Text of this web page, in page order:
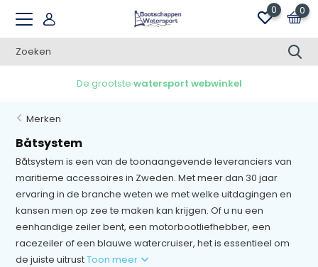
0 0
Gratis verzending v.a. €100,00 in NL
Merken
Båtsystem
Båtsystem is een van de toonaangevende leveranciers van
maritieme accessoires in Zweden. Met meer dan 30 jaar
ervaring in de branche weten we met welke uitdagingen en
kansen men op zee te maken kan krijgen. Of u nu een
eenhandige zeiler bent, een motorbootliefhebber, een
racezeiler of een blauwe watercruiser, het is essentieel om
de juiste uitrustToon meer